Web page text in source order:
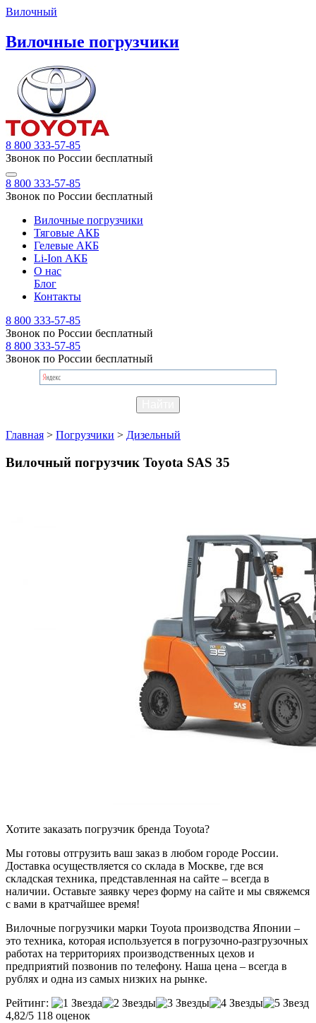
Вилочный
Вилочные погрузчики
8 800 333-57-85
Звонок по России бесплатный
8 800 333-57-85
Звонок по России бесплатный
Вилочные погрузчики
Тяговые АКБ
Гелевые АКБ
Li-Ion АКБ
О нас
Блог
Контакты
8 800 333-57-85
Звонок по России бесплатный
8 800 333-57-85
Звонок по России бесплатный
Главная > Погрузчики > Дизельный
Вилочный погрузчик Toyota SAS 35
Хотите заказать погрузчик бренда Toyota?
Мы готовы отгрузить ваш заказ в любом городе России.
Доставка осуществляется со склада в Москве, где вся
складская техника, представленная на сайте – всегда в
наличии. Оставьте заявку через форму на сайте и мы свяжемся
с вами в кратчайшее время!
Вилочные погрузчики марки Toyota производства Японии –
это техника, которая используется в погрузочно-разгрузочных
работах на территориях производственных цехов и
предприятий позвонив по телефону. Наша цена – всегда в
рублях и одна из самых низких на рынке.
Рейтинг:
4,82/5 118 оценок